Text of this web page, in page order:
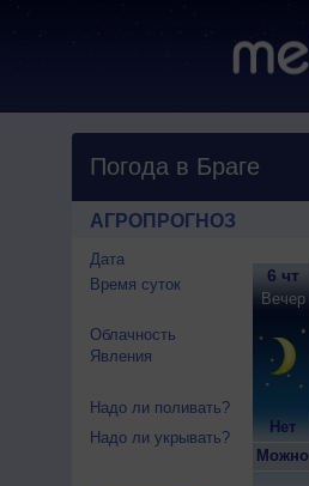
Погода в Браге
АГРОПРОГНОЗ
Дата
Время суток
Облачность
Явления
Надо ли поливать?
Надо ли укрывать?
6 чт
Вечер
Нет
Можно